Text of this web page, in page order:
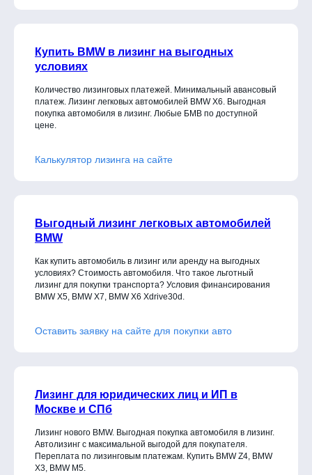
Купить BMW в лизинг на выгодных
условиях
Количество лизинговых платежей. Минимальный авансовый
платеж. Лизинг легковых автомобилей BMW X6. Выгодная
покупка автомобиля в лизинг. Любые БМВ по доступной
цене.
Калькулятор лизинга на сайте
Выгодный лизинг легковых автомобилей
BMW
Как купить автомобиль в лизинг или аренду на выгодных
условиях? Стоимость автомобиля. Что такое льготный
лизинг для покупки транспорта? Условия финансирования
BMW X5, BMW X7, BMW X6 Xdrive30d
Оставить заявку на сайте для покупки авто
Лизинг для юридических лиц и ИП в
Москве и СПб
Лизинг нового BMW. Выгодная покупка автомобиля в лизинг.
Автолизинг с максимальной выгодой для покупателя.
Переплата по лизинговым платежам. Купить BMW Z4, BMW
X3, BMW M5.